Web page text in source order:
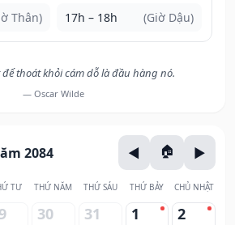
Thân) 17h – 18h (Giờ Dậu)
thoát khỏi cám dỗ là đầu hàng nó.
— Oscar Wilde
2084
TƯ THỨ NĂM THỨ SÁU THỨ BẢY CHỦ NHẬT
30 31 1 2